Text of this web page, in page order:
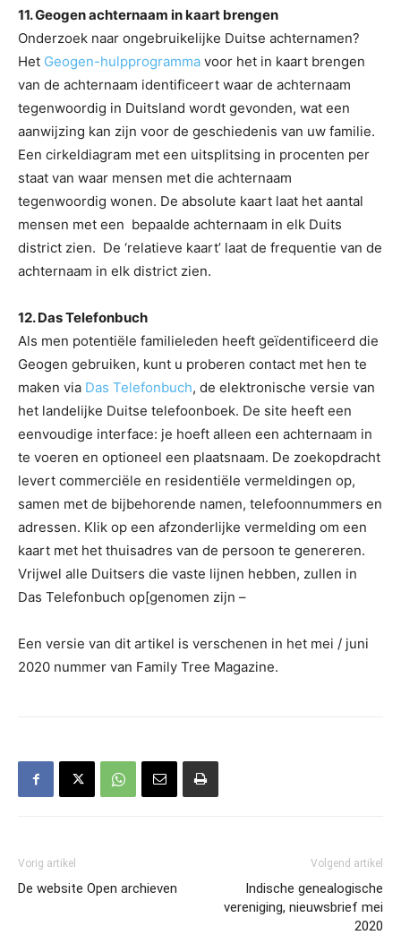
11. Geogen achternaam in kaart brengen
Onderzoek naar ongebruikelijke Duitse achternamen?
Het Geogen-hulpprogramma voor het in kaart brengen
van de achternaam identificeert waar de achternaam
tegenwoordig in Duitsland wordt gevonden, wat een
aanwijzing kan zijn voor de geschiedenis van uw familie.
Een cirkeldiagram met een uitsplitsing in procenten per
staat van waar mensen met die achternaam
tegenwoordig wonen. De absolute kaart laat het aantal
mensen met een bepaalde achternaam in elk Duits
district zien. De ‘relatieve kaart’ laat de frequentie van de
achternaam in elk district zien.
12. Das Telefonbuch
Als men potentiële familieleden heeft geïdentificeerd die
Geogen gebruiken, kunt u proberen contact met hen te
maken via Das Telefonbuch, de elektronische versie van
het landelijke Duitse telefoonboek. De site heeft een
eenvoudige interface: je hoeft alleen een achternaam in
te voeren en optioneel een plaatsnaam. De zoekopdracht
levert commerciële en residentiële vermeldingen op,
samen met de bijbehorende namen, telefoonnummers en
adressen. Klik op een afzonderlijke vermelding om een
kaart met het thuisadres van de persoon te genereren.
Vrijwel alle Duitsers die vaste lijnen hebben, zullen in
Das Telefonbuch op[genomen zijn –
Een versie van dit artikel is verschenen in het mei / juni
2020 nummer van Family Tree Magazine.
Vorig artikel
De website Open archieven
Volgend artikel
Indische genealogische
vereniging, nieuwsbrief mei
2020